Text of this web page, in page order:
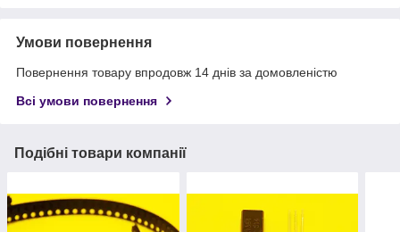
Умови повернення
Повернення товару впродовж 14 днів за домовленістю
Всі умови повернення
Подібні товари компанії